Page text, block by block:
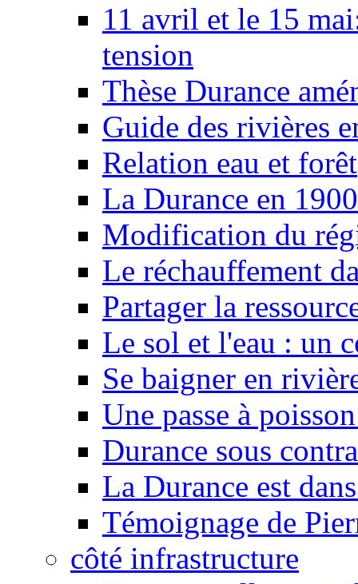
11 avril et le 15
tension
Thèse Durance
Guide des rivières
Relation eau et forêt
La Durance en 1900
Modification du
Le réchauffement
Partager la
Le sol et l'eau : un
Se baigner en
Une passe à
Durance sous
La Durance est
Témoignage de
côté infrastructure